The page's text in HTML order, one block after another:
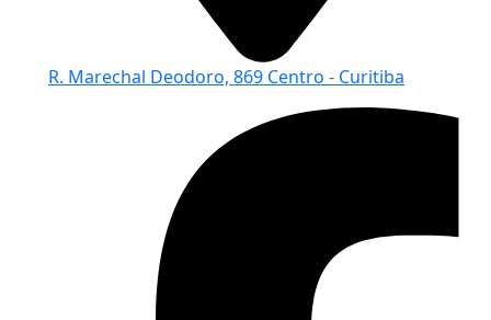
R. Marechal Deodoro, 869 Centro - Curitiba